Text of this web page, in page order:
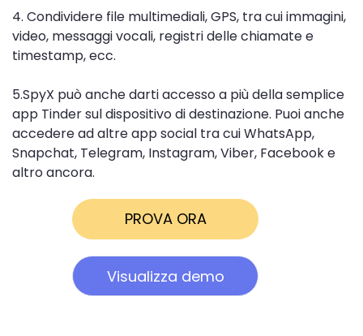
4. Condividere file multimediali, GPS, tra cui immagini,
video, messaggi vocali, registri delle chiamate e
timestamp, ecc.
5.SpyX può anche darti accesso a più della semplice
app Tinder sul dispositivo di destinazione. Puoi anche
accedere ad altre app social tra cui WhatsApp,
Snapchat, Telegram, Instagram, Viber, Facebook e
altro ancora.
PROVA ORA
Visualizza demo